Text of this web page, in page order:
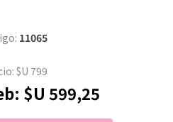
11065
$U 799
$U 599,25